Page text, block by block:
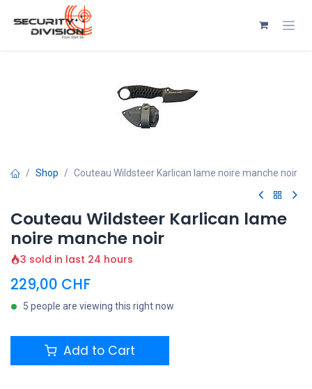
Se rendre au contenu
Shop Couteau Wildsteer Karlican lame noire manche noir
Couteau Wildsteer Karlican lame
noire manche noir
3 sold in last 24 hours
229,00 CHF
5 people are viewing this right now
Add to Cart